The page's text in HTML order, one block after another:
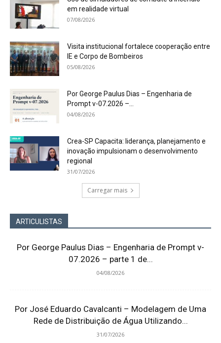
em realidade virtual
07/08/2026
Visita institucional fortalece cooperação entre
IE e Corpo de Bombeiros
05/08/2026
Por George Paulus Dias – Engenharia de
Prompt v-07.2026 –...
04/08/2026
Crea-SP Capacita: liderança, planejamento e
inovação impulsionam o desenvolvimento
regional
31/07/2026
Carregar mais
ARTICULISTAS
Por George Paulus Dias – Engenharia de Prompt v-
07.2026 – parte 1 de...
04/08/2026
Por José Eduardo Cavalcanti – Modelagem de Uma
Rede de Distribuição de Água Utilizando...
31/07/2026